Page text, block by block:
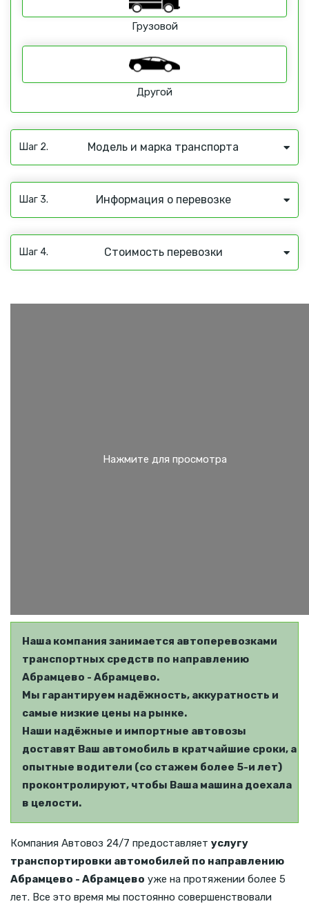
Грузовой
Другой
Шаг 2. Модель и марка транспорта
Шаг 3. Информация о перевозке
Шаг 4. Стоимость перевозки
Наша компания занимается автоперевозками
транспортных средств по направлению
Абрамцево - Абрамцево.
Мы гарантируем надёжность, аккуратность и
самые низкие цены на рынке.
Наши надёжные и импортные автовозы
доставят Ваш автомобиль в кратчайшие сроки, а
опытные водители (со стажем более 5-и лет)
проконтролируют, чтобы Ваша машина доехала
в целости.
Компания Автовоз 24/7 предоставляет услугу
транспортировки автомобилей по направлению
Абрамцево - Абрамцево уже на протяжении более 5
лет. Все это время мы постоянно совершенствовали